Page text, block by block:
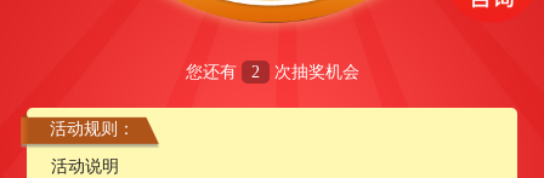
您还有 2 次抽奖机会
活动规则：
活动说明